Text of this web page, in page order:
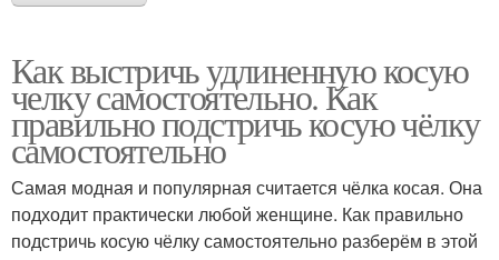
Как выстричь удлиненную косую
челку самостоятельно. Как
правильно подстричь косую чёлку
самостоятельно
Самая модная и популярная считается чёлка косая. Она
подходит практически любой женщине. Как правильно
подстричь косую чёлку самостоятельно разберём в этой